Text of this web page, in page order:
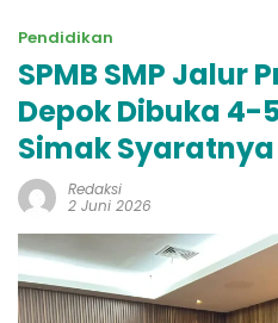
Pendidikan
SPMB SMP Jalur
Depok Dibuka 4-
Simak Syaratnya
Redaksi
2 Juni 2026